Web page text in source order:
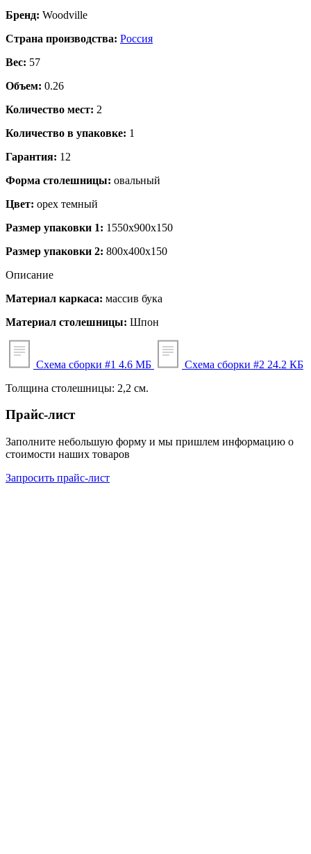
Бренд: Woodville
Страна производства: Россия
Вес: 57
Объем: 0.26
Количество мест: 2
Количество в упаковке: 1
Гарантия: 12
Форма столешницы: овальный
Цвет: орех темный
Размер упаковки 1: 1550x900x150
Размер упаковки 2: 800x400x150
Описание
Материал каркаса: массив бука
Материал столешницы: Шпон
Схема сборки #1 4.6 МБ Схема сборки #2 24.2 КБ
Толщина столешницы: 2,2 см.
Прайс-лист
Заполните небольшую форму и мы пришлем информацию о
стоимости наших товаров
Запросить прайс-лист